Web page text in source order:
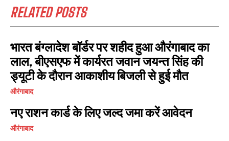
I WANT IN
I've read and accept thePrivacy Policy.
RELATED POSTS
भारत बंग्लादेश बॉर्डर पर शहीद हुआ औरंगाबाद का
लाल, बीएसएफ में कार्यरत जवान जयन्त सिंह की
ड्यूटी के दौरान आकाशीय बिजली से हुई मौत
औरंगाबाद
नए राशन कार्ड के लिए जल्द जमा करें आवेदन
औरंगाबाद